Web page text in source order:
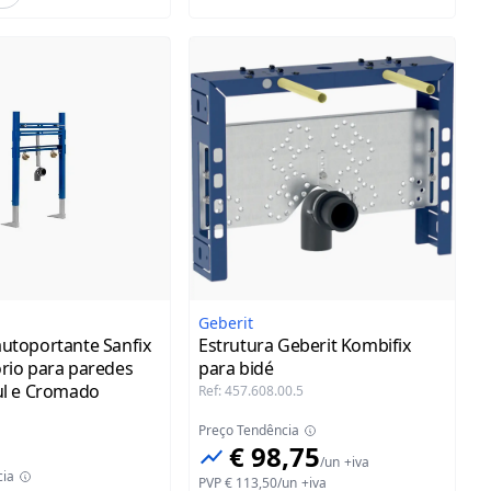
Sanfix
para paredes
e Cromado
Geberit
Estrutura Geberit Kombifix
para bidé
Ref: 457.608.00.5
Preço Tendência
€ 98,75/un +iva
PVP€ 113,50/un +iva